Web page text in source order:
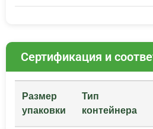
Сертификация и
Размер
упаковки
Тип
контейнера